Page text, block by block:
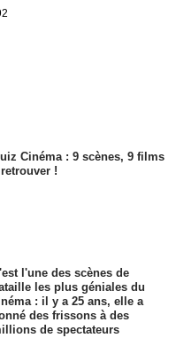
Cinéma : 9 scènes, 9 films
!
l'une des scènes de
les plus géniales du
: il y a 25 ans, elle a
des frissons à des
de spectateurs